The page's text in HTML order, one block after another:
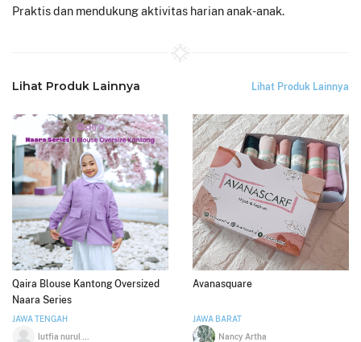
Praktis dan mendukung aktivitas harian anak-anak.
Lihat Produk Lainnya Lihat Produk Lainnya
Qaira Blouse Kantong Oversized
Naara Series
JAWA TENGAH
Avanasquare
JAWA BARAT
Nancy Artha